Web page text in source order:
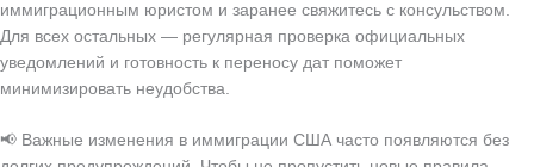
иммиграционным юристом и заранее свяжитесь с консульством.
Для всех остальных — регулярная проверка официальных
уведомлений и готовность к переносу дат поможет
минимизировать неудобства.
📢 Важные изменения в иммиграции США часто появляются без